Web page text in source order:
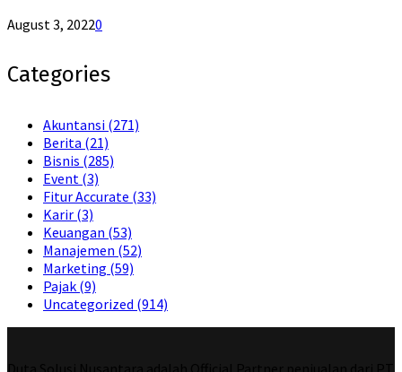
August 3, 20220
Categories
Akuntansi (271)
Berita (21)
Bisnis (285)
Event (3)
Fitur Accurate (33)
Karir (3)
Keuangan (53)
Manajemen (52)
Marketing (59)
Pajak (9)
Uncategorized (914)